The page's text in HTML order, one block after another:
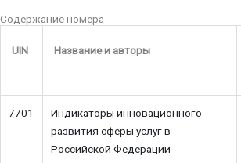
Содержание номера
UIN Название и авторы
7701
Индикаторы инновационного
развития сферы услуг в
Российской Федерации